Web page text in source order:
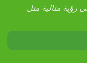
رؤية مثالية مثل